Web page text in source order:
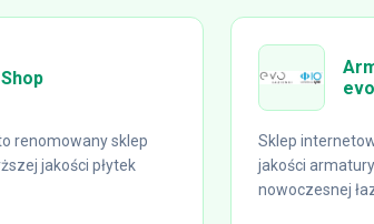
renomowany sklep
jakości płytek
Sklep
jakości
nowoczesnej